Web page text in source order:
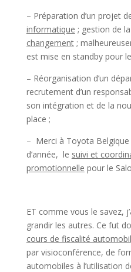
– Préparation d’un projet
informatique ; gestion de la
changement;
est mise en standby pour
– Réorganisation d’un
recrutement d’un
son intégration et de la
place ;
– Merci à Toyota Belgique
d’année, le suivi et
promotionnelle pour le
ET comme vous le savez,
grandir les autres. Ce fut
cours de fiscalité
par visioconférence, de
automobiles à l’utilisation